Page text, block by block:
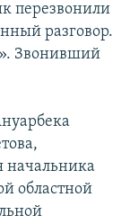
перезвонили
разговор.
Звонивший
начальника
областной